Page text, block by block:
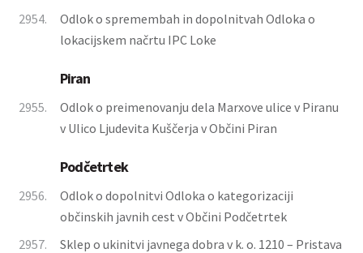
2954.
Odlok o spremembah in dopolnitvah Odloka o
lokacijskem načrtu IPC Loke
Piran
2955.
Odlok o preimenovanju dela Marxove ulice v Piranu
v Ulico Ljudevita Kuščerja v Občini Piran
Podčetrtek
2956.
Odlok o dopolnitvi Odloka o kategorizaciji
občinskih javnih cest v Občini Podčetrtek
2957.
Sklep o ukinitvi javnega dobra v k. o. 1210 – Pristava